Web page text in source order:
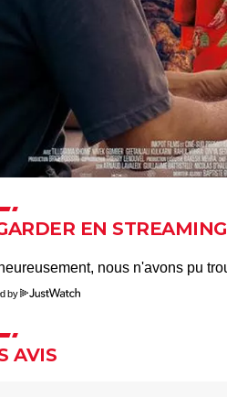
EN STREAMING
by
AVIS